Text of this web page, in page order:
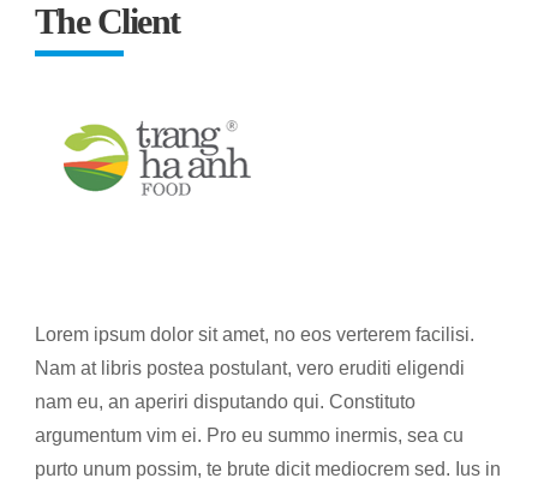
The Client
Lorem ipsum dolor sit amet, no eos verterem facilisi.
Nam at libris postea postulant, vero eruditi eligendi
nam eu, an aperiri disputando qui. Constituto
argumentum vim ei. Pro eu summo inermis, sea cu
purto unum possim, te brute dicit mediocrem sed. Ius in